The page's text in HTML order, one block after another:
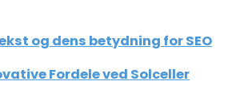
og dens betydning for SEO
Fordele ved Solceller